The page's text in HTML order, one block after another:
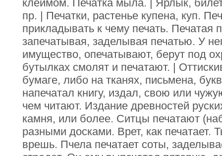
клеймом. Печатка мыла. | Ярлык,
пр. | Печатки, растенье купена, куп.
прикладывать к чему печать. Печатая
запечатывая, заделывая печатью. У
имущество, опечатывают, берут под
бутылках смолят и печатают. |
бумаге, либо на тканях, письмена,
напечатал книгу, издал, свою или
чем читают. Издание древностей
камня, или более. Ситцы печатают
разными досками. Врет, как печатает.
врешь. Пчела печатает соты,